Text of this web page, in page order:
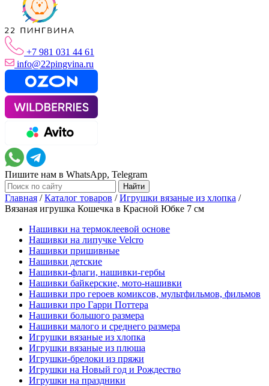
+7 981 031 44 61
info@22pingvina.ru
Пишите нам в WhatsApp, Telegram
Главная /Каталог товаров /Игрушки вязаные из хлопка /
Вязаная игрушка Кошечка в Красной Юбке 7 см
Нашивки на термоклеевой основе
Нашивки на липучке Velcro
Нашивки пришивные
Нашивки детские
Нашивки-флаги, нашивки-гербы
Нашивки байкерские, мото-нашивки
Нашивки про героев комиксов, мультфильмов, фильмов
Нашивки про Гарри Поттера
Нашивки большого размера
Нашивки малого и среднего размера
Игрушки вязаные из хлопка
Игрушки вязаные из плюша
Игрушки-брелоки из пряжи
Игрушки на Новый год и Рождество
Игрушки на праздники